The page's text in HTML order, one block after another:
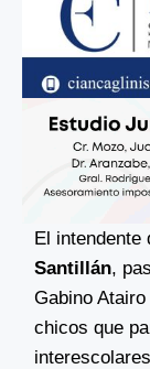
El intendente
Santillán,
Gabino
chicos que